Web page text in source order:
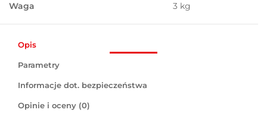
Waga 3 kg
Opis
Parametry
Informacje dot. bezpieczeństwa
Opinie i oceny (0)